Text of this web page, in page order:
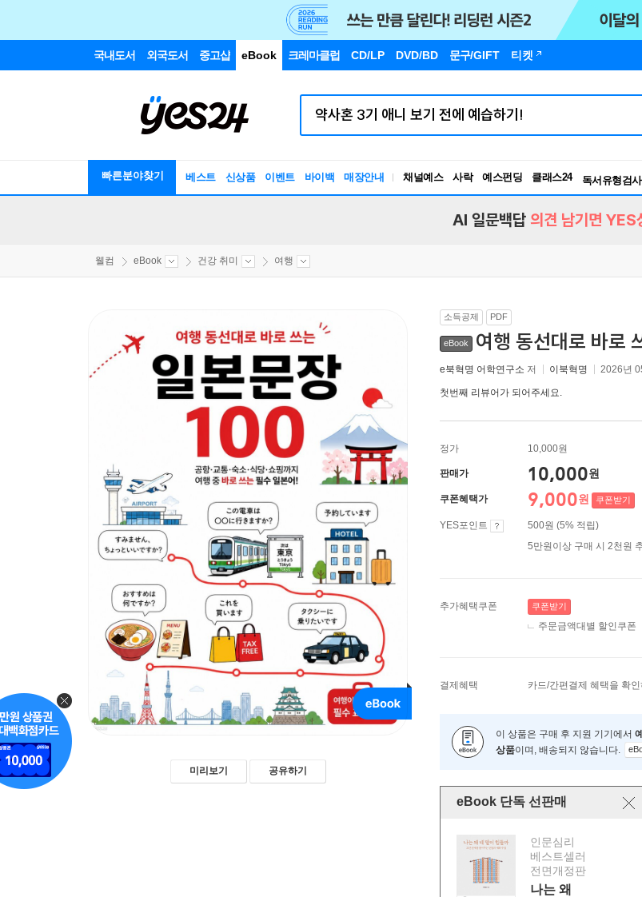
국내도서 외국도서 중고샵 eBook 크레마클럽 CD/LP DVD/BD 문구/GIFT 티켓
빠른분야찾기 베스트 신상품 이벤트 바이백 매장안내 채널예스 사락 예스펀딩 클래스24
독서유형검사
RBTI Lab
AI 일문백답 의견 남기면 YES
웰컴 eBook 건강 취미 여행
미리보기 공유하기
소득공제 PDF
eBook 여행 동선대로 바로
e북혁명 어학연구소 저 이북혁명 2026년
첫번째 리뷰어가 되어주세요.
정가 10,000원
판매가 10,000원
쿠폰혜택가 9,000원 쿠폰받기
YES포인트
500원 (5% 적립)
5만원이상 구매 시 2천원
추가혜택쿠폰 쿠폰받기
주문금액대별 할인쿠폰
결제혜택 카드/간편결제 혜택을 확
이 상품은 구매 후 지원 기기에서
상품이며, 배송되지 않습니다.
eBook 단독 선판매
인문심리
베스트셀러
전면개정판
나는 왜